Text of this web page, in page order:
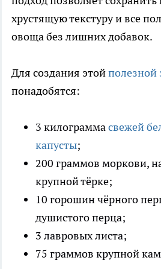
хрустящую текстуру и все
овоща без лишних добавок.
Для создания этойполезной
понадобятся:
3 килограммасвежей
капусты;
200 граммов моркови,
крупной тёрке;
10 горошин чёрного
душистого перца;
3 лавровых листа;
75 граммов крупной